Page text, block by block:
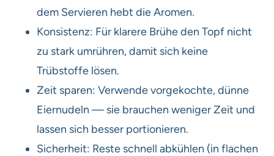
dem Servieren hebt die Aromen.
Konsistenz: Für klarere Brühe den Topf nicht
zu stark umrühren, damit sich keine
Trübstoffe lösen.
Zeit sparen: Verwende vorgekochte, dünne
Eiernudeln — sie brauchen weniger Zeit und
lassen sich besser portionieren.
Sicherheit: Reste schnell abkühlen (in flachen